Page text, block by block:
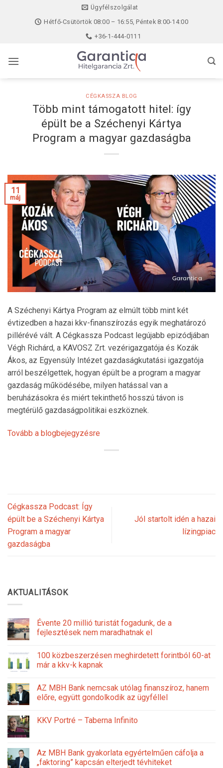
Ügyfélszolgálat
Hétfő-Csütörtök 08:00 – 16:55, Péntek 8:00-14:00
+36-1-444-0111
CÉGKASSZA BLOG
Több mint támogatott hitel: így
épült be a Széchenyi Kártya
Program a magyar gazdaságba
11
máj
A Széchenyi Kártya Program az elmúlt több mint két
évtizedben a hazai kkv-finanszírozás egyik meghatározó
pillérévé vált. A Cégkassza Podcast legújabb epizódjában
Végh Richárd, a KAVOSZ Zrt. vezérigazgatója és Kozák
Ákos, az Egyensúly Intézet gazdaságkutatási igazgatója
arról beszélgettek, hogyan épült be a program a magyar
gazdaság működésébe, milyen hatással van a
beruházásokra és miért tekinthető hosszú távon is
megtérülő gazdaságpolitikai eszköznek.
Tovább a blogbejegyzésre
Cégkassza Podcast: Így
épült be a Széchenyi Kártya
Program a magyar
gazdaságba
Jól startolt idén a hazai
lízingpiac
AKTUALITÁSOK
Évente 20 millió turistát fogadunk, de a
fejlesztések nem maradhatnak el
100 közbeszerzésen meghirdetett forintból 60-at
már a kkv-k kapnak
AZ MBH Bank nemcsak utólag finanszíroz, hanem
előre, együtt gondolkodik az ügyféllel
KKV Portré – Taberna Infinito
Az MBH Bank gyakorlata egyértelműen cáfolja a
„faktoring” kapcsán elterjedt tévhiteket